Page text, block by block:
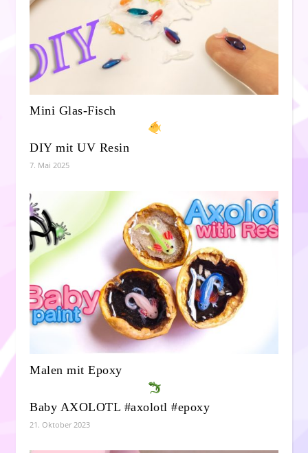
Mini Glas-Fisch
DIY mit UV Resin
7. Mai 2025
Malen mit Epoxy
Baby AXOLOTL #axolotl #epoxy
21. Oktober 2023